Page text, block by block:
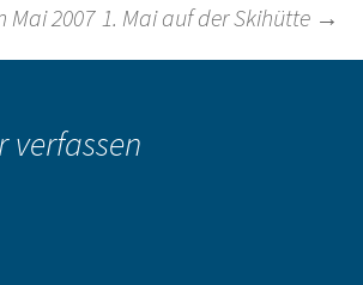
Mai 2007 1. Mai auf der Skihütte →
verfassen